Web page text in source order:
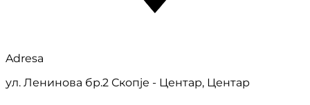
Adresa
ул. Ленинова бр.2 Скопје - Центар, Центар